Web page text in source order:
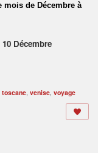
mois de Décembre à
Décembre
toscane, venise, voyage